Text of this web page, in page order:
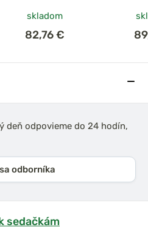
skladom
82,76 €
deň odpovieme do 24 hodín,
odborníka
sedačkám